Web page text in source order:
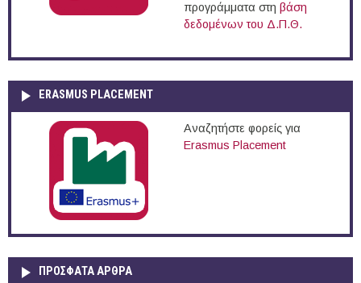
προγράμματα στη βάση
δεδομένων του Δ.Π.Θ.
ERASMUS PLACEMENT
Αναζητήστε φορείς για
Erasmus Placement
ΠΡOΣΦΑΤΑ AΡΘΡΑ